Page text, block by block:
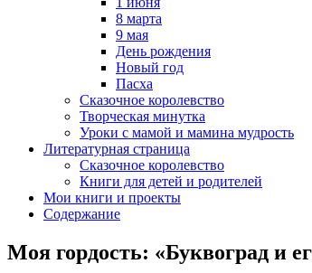
8 марта
9 мая
День рождения
Новый год
Пасха
Сказочное королевство
Творческая минутка
Уроки с мамой и мамина мудрость
Литературная страница
Сказочное королевство
Книги для детей и родителей
Мои книги и проекты
Содержание
Моя гордость: «Буквоград и